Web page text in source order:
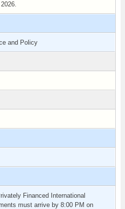
and Policy
Financed International
must arrive by 8:00 PM on